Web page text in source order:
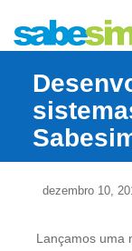
dezembro 10,
Lançamos uma